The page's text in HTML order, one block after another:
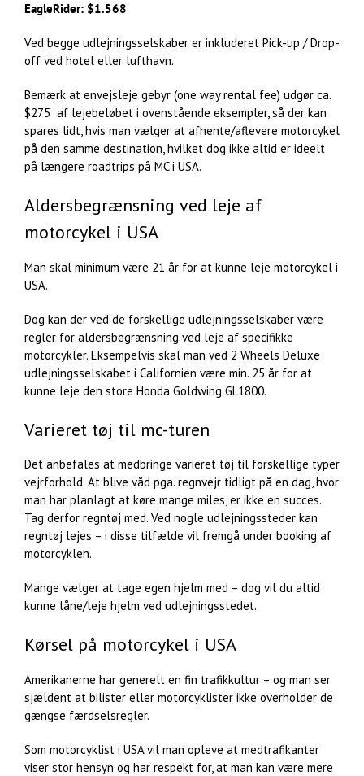
EagleRider: $1.568
Ved begge udlejningsselskaber er inkluderet Pick-up / Drop-
off ved hotel eller lufthavn.
Bemærk at envejsleje gebyr (one way rental fee) udgør ca.
$275 af lejebeløbet i ovenstående eksempler, så der kan
spares lidt, hvis man vælger at afhente/aflevere motorcykel
på den samme destination, hvilket dog ikke altid er ideelt
på længere roadtrips på MC i USA.
Aldersbegrænsning ved leje af
motorcykel i USA
Man skal minimum være 21 år for at kunne leje motorcykel i
USA.
Dog kan der ved de forskellige udlejningsselskaber være
regler for aldersbegrænsning ved leje af specifikke
motorcykler. Eksempelvis skal man ved 2 Wheels Deluxe
udlejningsselskabet i Californien være min. 25 år for at
kunne leje den store Honda Goldwing GL1800.
Varieret tøj til mc-turen
Det anbefales at medbringe varieret tøj til forskellige typer
vejrforhold. At blive våd pga. regnvejr tidligt på en dag, hvor
man har planlagt at køre mange miles, er ikke en succes.
Tag derfor regntøj med. Ved nogle udlejningssteder kan
regntøj lejes – i disse tilfælde vil fremgå under booking af
motorcyklen.
Mange vælger at tage egen hjelm med – dog vil du altid
kunne låne/leje hjelm ved udlejningsstedet.
Kørsel på motorcykel i USA
Amerikanerne har generelt en fin trafikkultur – og man ser
sjældent at bilister eller motorcyklister ikke overholder de
gængse færdselsregler.
Som motorcyklist i USA vil man opleve at medtrafikanter
viser stor hensyn og har respekt for, at man kan være mere